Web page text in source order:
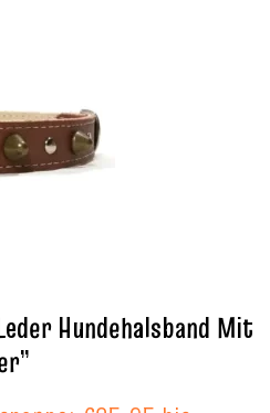
Hundehalsband Mit